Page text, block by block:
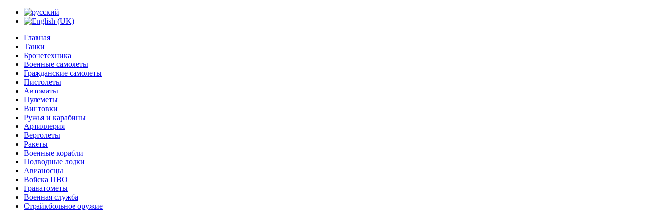
Главная
Танки
Бронетехника
Военные самолеты
Гражданские самолеты
Пистолеты
Автоматы
Пулеметы
Винтовки
Ружья и карабины
Артиллерия
Вертолеты
Ракеты
Военные корабли
Подводные лодки
Авианосцы
Войска ПВО
Гранатометы
Военная служба
Страйкбольное оружие